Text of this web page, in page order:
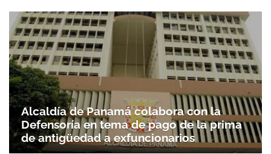
Alcaldía de Panamá colabora con la
Defensoría en tema de pago de la prima
de antigüedad a exfuncionarios